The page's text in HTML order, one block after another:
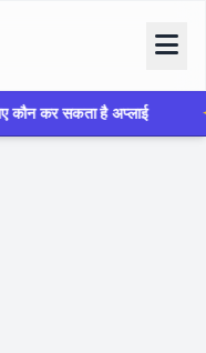
✦ AIIMS Bhopal